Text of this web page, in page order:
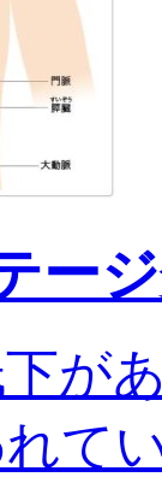
ー
が
て